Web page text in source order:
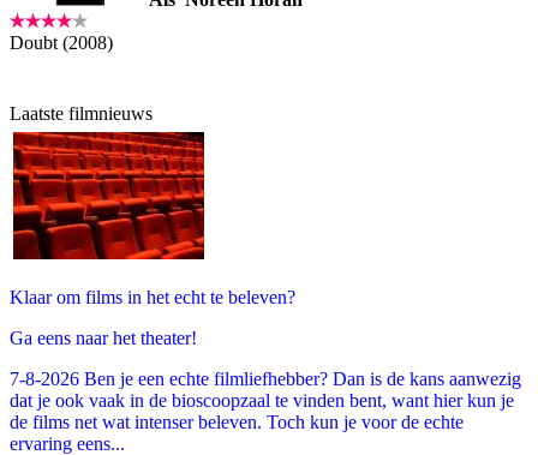
Doubt (2008)
Laatste filmnieuws
Klaar om films in het echt te beleven?
Ga eens naar het theater!
7-8-2026 Ben je een echte filmliefhebber? Dan is de kans aanwezig
dat je ook vaak in de bioscoopzaal te vinden bent, want hier kun je
de films net wat intenser beleven. Toch kun je voor de echte
ervaring eens...